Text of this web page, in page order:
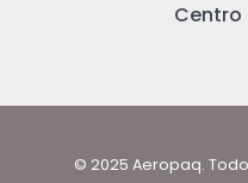
Centro
© 2025 Aeropaq.